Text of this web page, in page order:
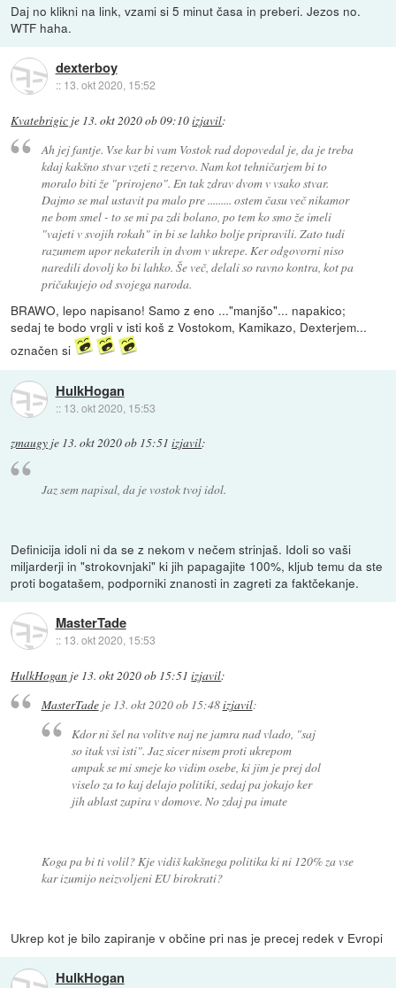
Daj no klikni na link, vzami si 5 minut časa in preberi. Jezos no.
WTF haha.
dexterboy
:: 13. okt 2020, 15:52
Kvatebrigic je 13. okt 2020 ob 09:10izjavil:
Ah jej fantje. Vse kar bi vam Vostok rad dopovedal je, da je treba
kdaj kakšno stvar vzeti z rezervo. Nam kot tehničarjem bi to
moralo biti že "prirojeno". En tak zdrav dvom v vsako stvar.
Dajmo se mal ustavit pa malo pre ......... ostem času več nikamor
ne bom smel - to se mi pa zdi bolano, po tem ko smo že imeli
"vajeti v svojih rokah" in bi se lahko bolje pripravili. Zato tudi
razumem upor nekaterih in dvom v ukrepe. Ker odgovorni niso
naredili dovolj ko bi lahko. Še več, delali so ravno kontra, kot pa
pričakujejo od svojega naroda.
BRAWO, lepo napisano! Samo z eno ..."manjšo"... napakico;
sedaj te bodo vrgli v isti koš z Vostokom, Kamikazo, Dexterjem...
označen si
HulkHogan
:: 13. okt 2020, 15:53
zmaugy je 13. okt 2020 ob 15:51 izjavil:
Jaz sem napisal, da je vostok tvoj idol.
Definicija idoli ni da se z nekom v nečem strinjaš. Idoli so vaši
miljarderji in "strokovnjaki" ki jih papagajite 100%, kljub temu da ste
proti bogatašem, podporniki znanosti in zagreti za faktčekanje.
MasterTade
:: 13. okt 2020, 15:53
HulkHogan je 13. okt 2020 ob 15:51 izjavil:
MasterTadeje 13. okt 2020 ob 15:48izjavil:
Kdor ni šel na volitve naj ne jamra nad vlado, "saj
so itak vsi isti". Jaz sicer nisem proti ukrepom
ampak se mi smeje ko vidim osebe, ki jim je prej dol
viselo za to kaj delajo politiki, sedaj pa jokajo ker
jih ablast zapira v domove. No zdaj pa imate
Koga pa bi ti volil? Kje vidiš kakšnega politika ki ni 120% za vse
kar izumijo neizvoljeni EU birokrati?
Ukrep kot je bilo zapiranje v občine pri nas je precej redek v Evropi
HulkHogan